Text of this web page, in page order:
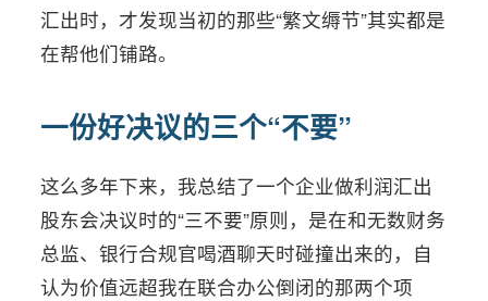
汇出时，才发现当初的那些“繁文缛节”其实都是
在帮他们铺路。
一份好决议的三个“不要”
这么多年下来，我总结了一个企业做利润汇出
股东会决议时的“三不要”原则，是在和无数财务
总监、银行合规官喝酒聊天时碰撞出来的，自
认为价值远超我在联合办公倒闭的那两个项